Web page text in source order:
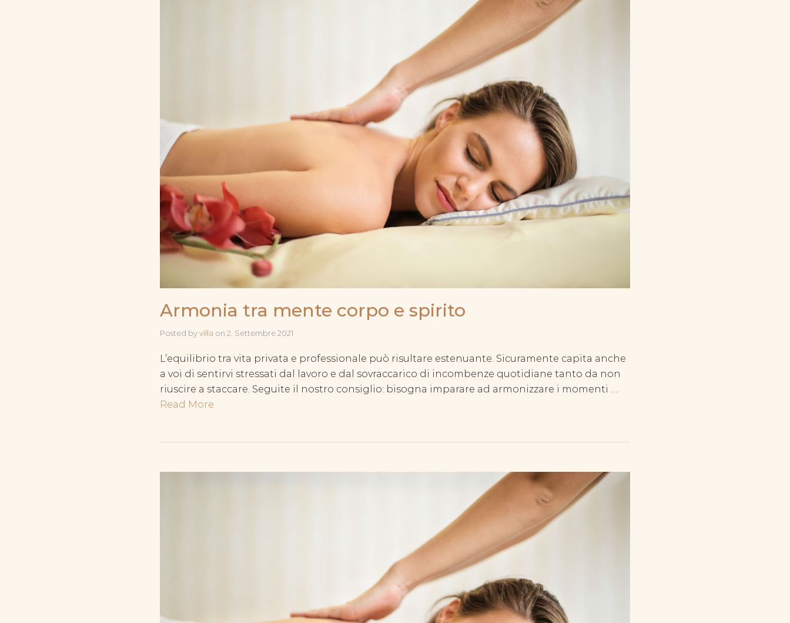
Armonia tra mente corpo e spirito
Posted byvilla on 2. Settembre 2021
L’equilibrio tra vita privata e professionale può risultare estenuante. Sicuramente capita anche
a voi di sentirvi stressati dal lavoro e dal sovraccarico di incombenze quotidiane tanto da non
riuscire a staccare. Seguite il nostro consiglio: bisogna imparare ad armonizzare i momenti …
Read More